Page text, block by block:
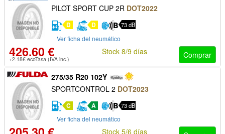
PILOT SPORT CUP 2R DOT2022
D D 73 dB
Ver ficha del neumático
426.60 €
+2.18€ ecoTasa (IVA inc.) Comprar
Stock 8/9 días
275/35 R20 102Y
SPORTCONTROL 2 DOT2023
C A 73 dB
Ver ficha del neumático
Stock 5/6 días